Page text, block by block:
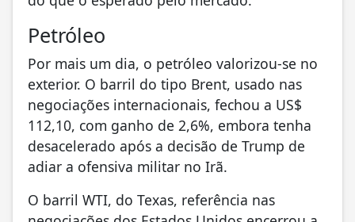
Petróleo
Por mais um dia, o petróleo valorizou-se no
exterior. O barril do tipo Brent, usado nas
negociações internacionais, fechou a US$
112,10, com ganho de 2,6%, embora tenha
desacelerado após a decisão de Trump de
adiar a ofensiva militar no Irã.
O barril WTI, do Texas, referência nas